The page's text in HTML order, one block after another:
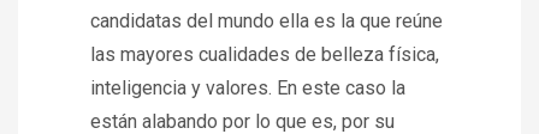
candidatas del mundo ella es la que reúne
las mayores cualidades de belleza física,
inteligencia y valores. En este caso la
están alabando por lo que es, por su